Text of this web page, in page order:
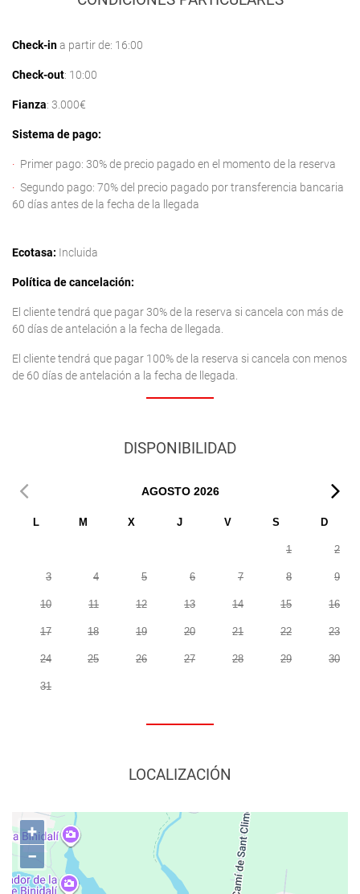
Check-ina partir de: 16:00
Check-out: 10:00
Fianza: 3.000€
Sistema de pago:
Primer pago: 30% de precio pagado en el momento de la reserva
Segundo pago: 70% del precio pagado por transferencia bancaria
60 días antes de la fecha de la llegada
Ecotasa: Incluida
Política de cancelación:
El cliente tendrá que pagar 30% de la reserva si cancela con más de
60 días de antelación a la fecha de llegada.
El cliente tendrá que pagar 100% de la reserva si cancela con menos
de 60 días de antelación a la fecha de llegada.
DISPONIBILIDAD
AGOSTO 2026
L M X J V S D
1 2
3 4 5 6 7 8 9
10 11 12 13 14 15 16
17 18 19 20 21 22 23
24 25 26 27 28 29 30
31
LOCALIZACIÓN
+
−